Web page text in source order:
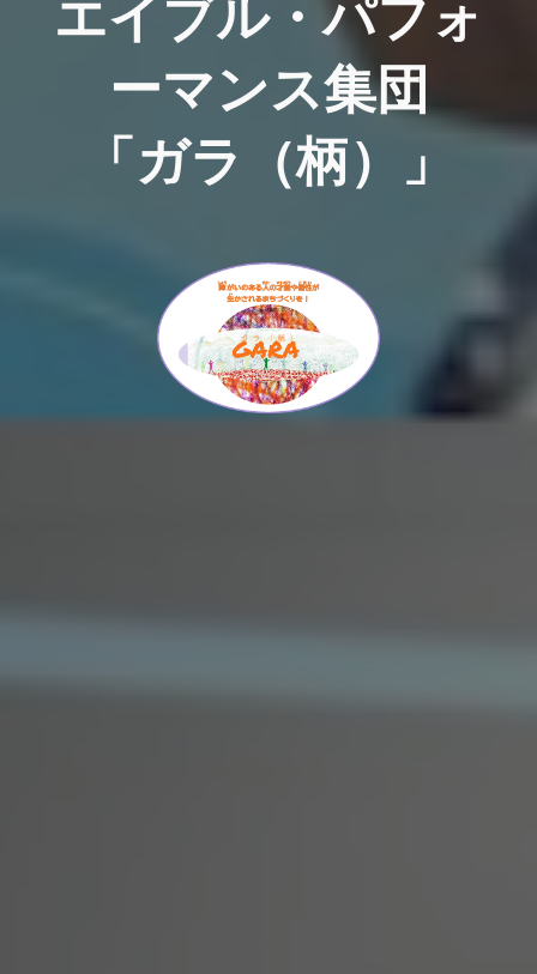
エイブル・パフォ
ーマンス集団
「ガラ（柄）」